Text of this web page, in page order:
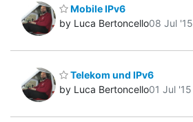
Mobile IPv6
by Luca Bertoncello08 Jul '15
Telekom und IPv6
by Luca Bertoncello01 Jul '15